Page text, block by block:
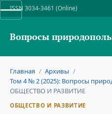
ISSN 3034-3461 (Online)
Вопросы
Главная / Архивы /
Том 4 № 2 (2025): Вопросы
ОБЩЕСТВО И РАЗВИТИЕ
ОБЩЕСТВО И РАЗВИТИЕ